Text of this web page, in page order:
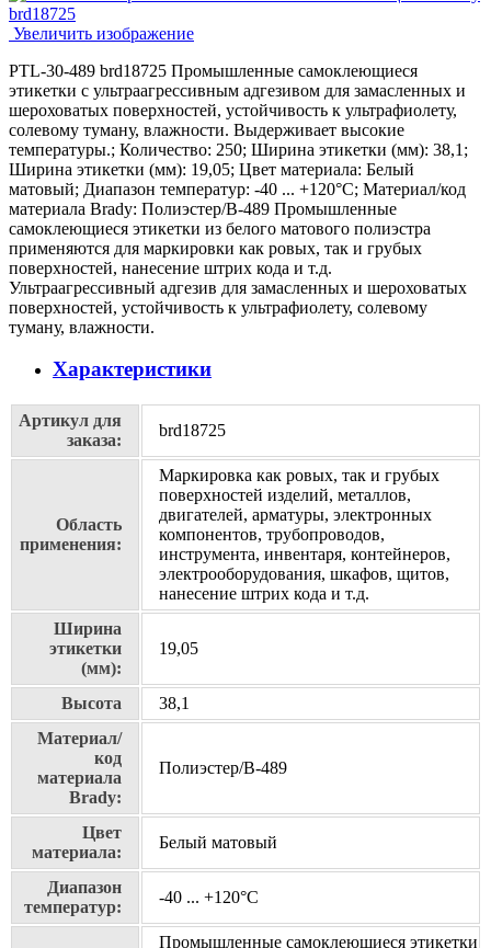
Увеличить изображение
PTL-30-489 brd18725 Промышленные самоклеющиеся
этикетки с ультраагрессивным адгезивом для замасленных и
шероховатых поверхностей, устойчивость к ультрафиолету,
солевому туману, влажности. Выдерживает высокие
температуры.; Количество: 250; Ширина этикетки (мм): 38,1;
Ширина этикетки (мм): 19,05; Цвет материала: Белый
матовый; Диапазон температур: -40 ... +120°С; Материал/код
материала Brady: Полиэстер/В-489 Промышленные
самоклеющиеся этикетки из белого матового полиэстра
применяются для маркировки как ровых, так и грубых
поверхностей, нанесение штрих кода и т.д.
Ультраагрессивный адгезив для замасленных и шероховатых
поверхностей, устойчивость к ультрафиолету, солевому
туману, влажности.
Характеристики
Артикул для
заказа:
brd18725
Область
применения:
Маркировка как ровых, так и грубых
поверхностей изделий, металлов,
двигателей, арматуры, электронных
компонентов, трубопроводов,
инструмента, инвентаря, контейнеров,
электрооборудования, шкафов, щитов,
нанесение штрих кода и т.д.
Ширина
этикетки
(мм):
19,05
Высота
38,1
Материал/
код
материала
Brady:
Полиэстер/В-489
Цвет
материала:
Белый матовый
Диапазон
температур:
-40 ... +120°С
Промышленные самоклеющиеся этикетки